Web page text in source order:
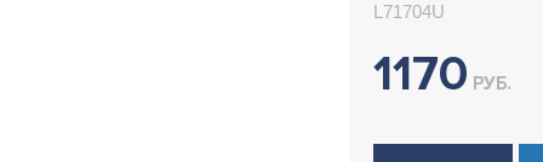
L71704U
1170 РУБ.